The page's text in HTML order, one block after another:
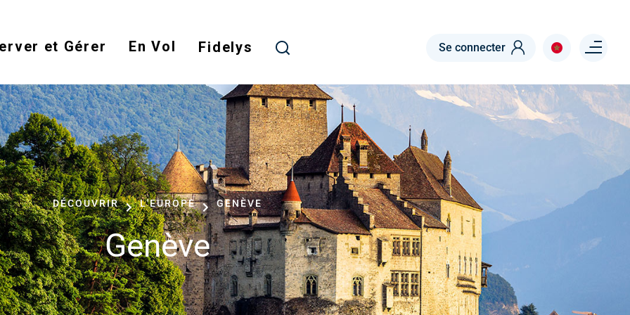
main
et Gérer En Vol Fidelys Se connecter Menu right
DÉCOUVRIR L'EUROPE GENÈVE
Genève